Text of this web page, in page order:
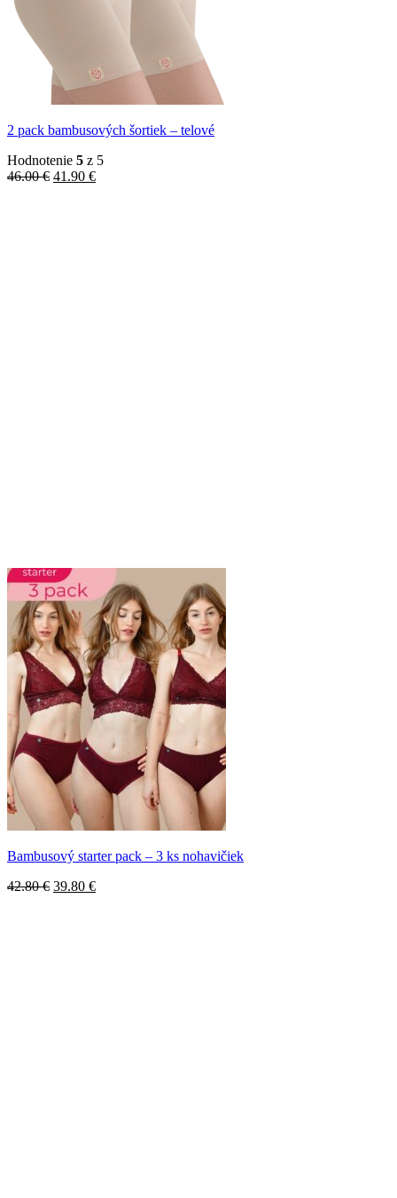
2 pack bambusových šortiek – telové
Hodnotenie 5 z 5
46.00€ Pôvodná
41.90 €Aktuálna
Bambusový starter pack – 3 ks nohavičiek
42.80€ Pôvodná
39.80 €Aktuálna